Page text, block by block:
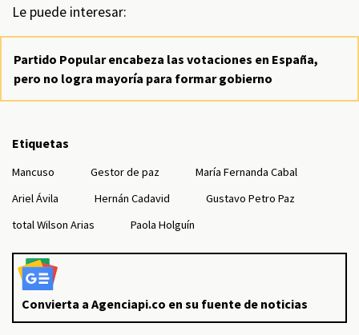
Le puede interesar:
Partido Popular encabeza las votaciones en España,
pero no logra mayoría para formar gobierno
Etiquetas
Mancuso Gestor de paz
María Fernanda Cabal
Ariel Ávila
Hernán Cadavid
Gustavo Petro Paz
total Wilson Arias
Paola Holguín
Convierta a Agenciapi.co en su fuente de noticias